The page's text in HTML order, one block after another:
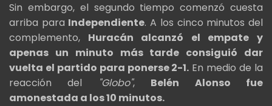
Sin embargo, el segundo tiempo comenzó cuesta
arriba para Independiente. A los cinco minutos del
complemento, Huracán alcanzó el empate y
apenas un minuto más tarde consiguió dar
vuelta el partido para ponerse 2-1. En medio de la
reacción del
"Globo", Belén Alonso fue
amonestada a los 10 minutos.